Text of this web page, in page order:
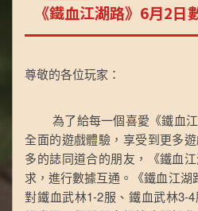
《鐵血江湖路》6月2日
尊敬的各位玩家：
為了給每一個喜愛《鐵血江
全面的遊戲體驗，享受到更多
多的誌同道合的朋友，《鐵血
求，進行數據互通。《鐵血江湖
對鐵血武林1-2服、鐵血武林3-